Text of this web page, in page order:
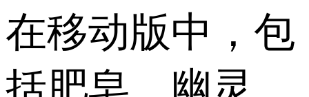
在移动版中，包
括肥皂、幽灵、